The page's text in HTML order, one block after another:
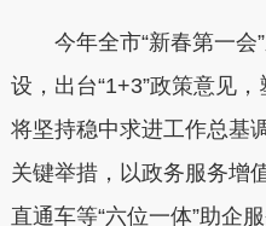
今年全市“新春第一会”
设，出台“1+3”政策意见
将坚持稳中求进工作总基
关键举措，以政务服务增
直通车等“六位一体”助企